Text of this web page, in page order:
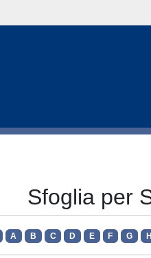
Sfoglia per
A B C D E F G H